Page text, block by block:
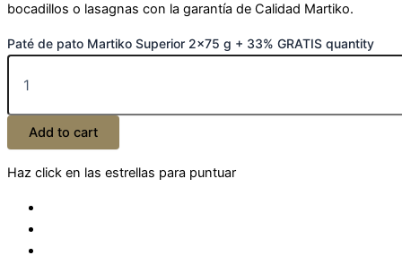
bocadillos o lasagnas con la garantía de Calidad Martiko.
Paté de pato Martiko Superior 2x75 g + 33% GRATIS quantity
Add to cart
Haz click en las estrellas para puntuar